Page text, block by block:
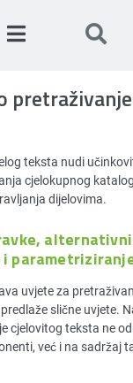
teksta nudi
cjelokupnog
dijelovima.
uvjete za
slične uvjete.
cjelovitog teksta ne
već i na sadržaj